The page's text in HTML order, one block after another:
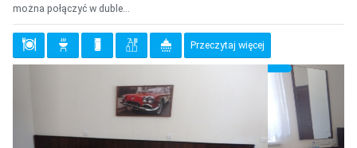
można połączyć w duble...
Przeczytaj więcej